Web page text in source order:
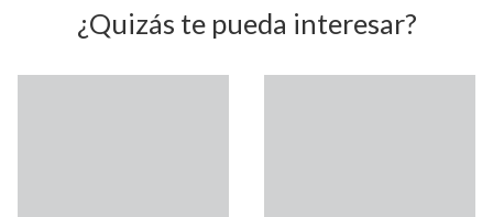
¿Quizás te pueda interesar?